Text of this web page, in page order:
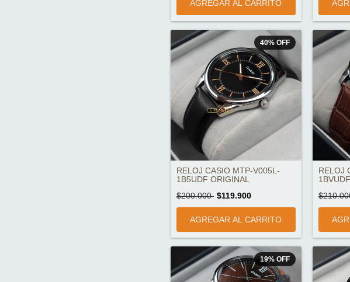
40% OFF
RELOJ CASIO MTP-V005L-
1B5UDF ORIGINAL
$200.000 $119.900
RELOJ
19% OFF